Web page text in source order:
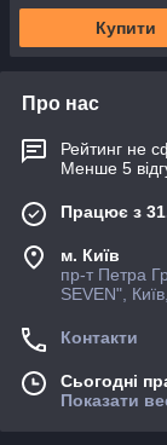
Купити
Про нас
Рейтинг не
Менше 5
Працює з
м. Київ
пр-т Петра
SEVEN",
Контакти
Сьогодні
Показати